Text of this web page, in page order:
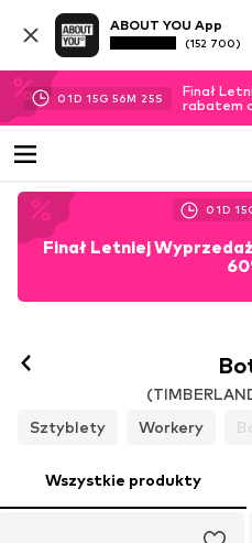
ABOUT YOU App
(152 700)
01D 15G 56M 24S
Finał
rabatem
01D 15
Finał Letniej
Sztyblety
Workery
Wszystkie produkty